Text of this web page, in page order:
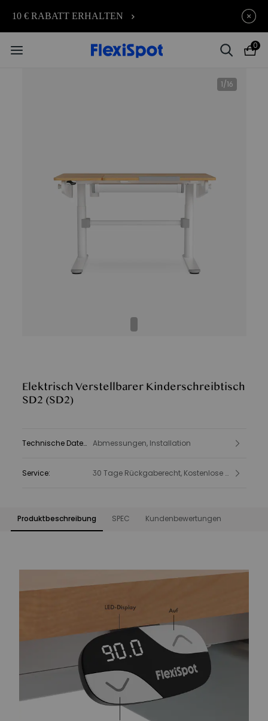
sparen Sie | C7 Morpher – 290 €
Rabatt
0
1/16
Elektrisch Verstellbarer Kinderschreibtisch
SD2 (SD2)
Technische Daten Abmessungen, Installation
Service: 30 Tage Rückgaberecht, Kostenlose Lieferung, Produkt- und Sicherheitsinformationen
Produktbeschreibung SPEC Kundenbewertungen
10 € RABATT ERHALTEN